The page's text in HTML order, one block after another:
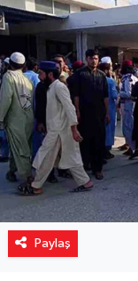
Paylaş
Sağlık
Yaşam
Resmi ilanlar
Haber Arşivi